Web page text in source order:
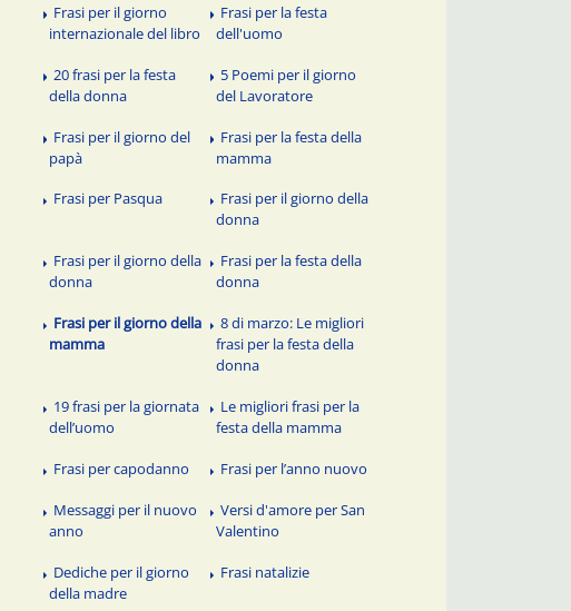
Frasi per il giorno
internazionale del libro
Frasi per la festa
dell'uomo
20 frasi per la festa
della donna
5 Poemi per il giorno
del Lavoratore
Frasi per il giorno del
papà
Frasi per la festa della
mamma
Frasi per Pasqua
Frasi per il giorno della
donna
Frasi per il giorno della
donna
Frasi per la festa della
donna
Frasi per il giorno della
mamma
8 di marzo: Le migliori
frasi per la festa della
donna
19 frasi per la giornata
dell’uomo
Le migliori frasi per la
festa della mamma
Frasi per capodanno Frasi per l’anno nuovo
Messaggi per il nuovo
anno
Versi d'amore per San
Valentino
Dediche per il giorno
della madre
Frasi natalizie